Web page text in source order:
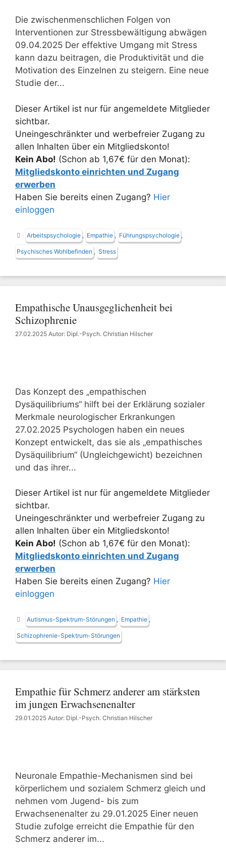
Die zwischenmenschlichen Folgen von
Interventionen zur Stressbewältigung abwägen
09.04.2025 Der effektive Umgang mit Stress
kann dazu beitragen, die Produktivität und die
Motivation des Einzelnen zu steigern. Eine neue
Studie der...
Dieser Artikel ist nur für angemeldete Mitglieder
sichtbar.
Uneingeschränkter und werbefreier Zugang zu
allen Inhalten über ein Mitgliedskonto!
Kein Abo! (Schon ab 1,67€ für den Monat):
Mitgliedskonto einrichten und Zugang
erwerben
Haben Sie bereits einen Zugang? Hier
einloggen
Schlagwörter
Arbeitspsychologie Empathie Führungspsychologie
Psychisches Wohlbefinden Stress
Empathische Unausgeglichenheit bei
Schizophrenie
27.02.2025 Autor: Dipl.-Psych. Christian Hilscher
Das Konzept des „empathischen
Dysäquilibriums“ hilft bei der Erklärung sozialer
Merkmale neurologischer Erkrankungen
27.02.2025 Psychologen haben ein neues
Konzept entwickelt, das sie als „empathisches
Dysäquilibrium“ (Ungleichgewicht) bezeichnen
und das ihrer...
Dieser Artikel ist nur für angemeldete Mitglieder
sichtbar.
Uneingeschränkter und werbefreier Zugang zu
allen Inhalten über ein Mitgliedskonto!
Kein Abo! (Schon ab 1,67€ für den Monat):
Mitgliedskonto einrichten und Zugang
erwerben
Haben Sie bereits einen Zugang? Hier
einloggen
Schlagwörter
Autismus-Spektrum-Störungen , Empathie ,
Schizophrenie-Spektrum-Störungen
Empathie für Schmerz anderer am stärksten
im jungen Erwachsenenalter
29.01.2025 Autor: Dipl.-Psych. Christian Hilscher
Neuronale Empathie-Mechanismen sind bei
körperlichem und sozialem Schmerz gleich und
nehmen vom Jugend- bis zum
Erwachsenenalter zu 29.01.2025 Einer neuen
Studie zufolge erreicht die Empathie für den
Schmerz anderer im...